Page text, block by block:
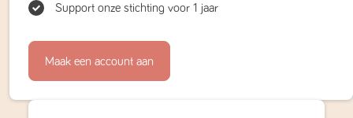
Support onze stichting voor 1 jaar
Maak een account aan